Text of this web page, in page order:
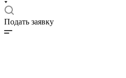
Подать заявку